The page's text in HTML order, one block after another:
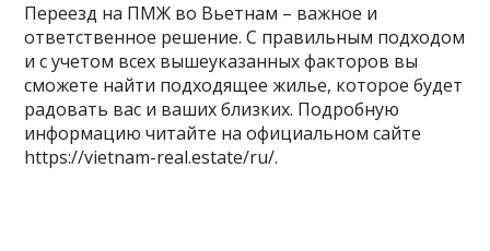
Переезд на ПМЖ во Вьетнам – важное и
ответственное решение. С правильным подходом
и с учетом всех вышеуказанных факторов вы
сможете найти подходящее жилье, которое будет
радовать вас и ваших близких. Подробную
информацию читайте на официальном сайте
https://vietnam-real.estate/ru/.